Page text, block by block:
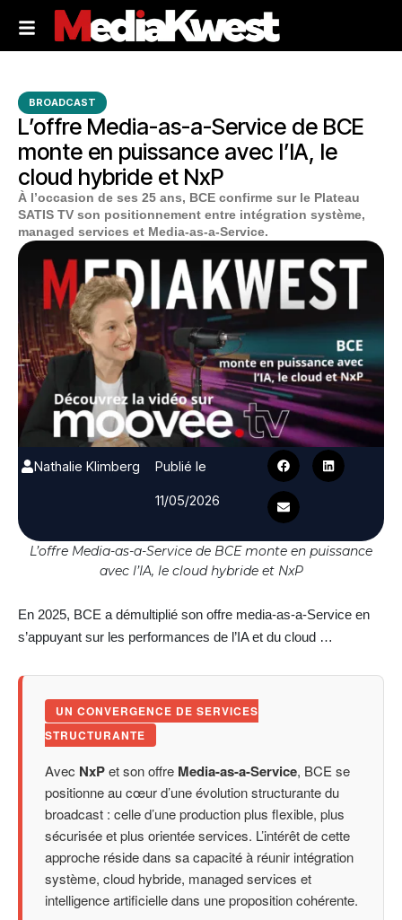
BROADCAST
L’offre Media-as-a-Service de BCE
monte en puissance avec l’IA, le
cloud hybride et NxP
À l’occasion de ses 25 ans, BCE confirme sur le Plateau
SATIS TV son positionnement entre intégration système,
managed services et Media-as-a-Service.
Nathalie Klimberg
Publié le
11/05/2026
L’offre Media-as-a-Service de BCE monte en puissance
avec l’IA, le cloud hybride et NxP
En 2025, BCE a démultiplié son offre media-as-a-Service en
s’appuyant sur les performances de l’IA et du cloud …
UN CONVERGENCE DE SERVICES
STRUCTURANTE
Avec NxPet son offre Media-as-a-Service, BCE se
positionne au cœur d’une évolution structurante du
broadcast : celle d’une production plus flexible, plus
sécurisée et plus orientée services. L’intérêt de cette
approche réside dans sa capacité à réunir intégration
système, cloud hybride, managed services et
intelligence artificielle dans une proposition cohérente.